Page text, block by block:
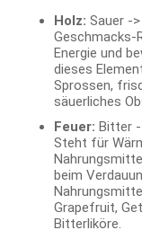
Holz: Sauer -
Geschmacks-
Energie und
dieses
Sprossen,
säuerliches
Feuer: Bitter -
Steht für
beim
Grapefruit,
Bitterliköre.